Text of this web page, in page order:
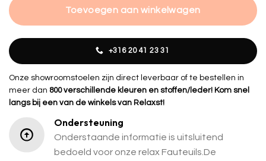
Toevoegen aan winkelwagen
+316 20 41 23 31
Onze showroomstoelen zijn direct leverbaar of te bestellen in
meer dan 800 verschillende kleuren en stoffen/leder! Kom snel
langs bij een van de winkels van Relaxst!
Ondersteuning
Onderstaande informatie is uitsluitend
bedoeld voor onze relax Fauteuils.De